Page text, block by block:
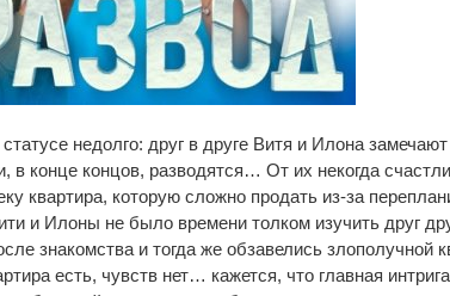
недолго: друг в друге Витя и Илона замечают
в конце концов, разводятся… От их некогда
квартира, которую сложно продать из-за
и Илоны не было времени толком изучить друг
знакомства и тогда же обзавелись злополучной
есть, чувств нет… кажется, что главная